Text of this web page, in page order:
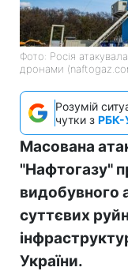
Фото: Росія
дронами
Розумій
чутки з РБК-
Масована
"Нафтогазу"
видобувного
суттєвих
України.